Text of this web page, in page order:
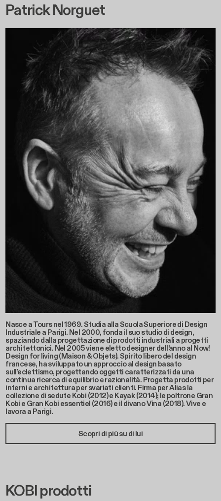
Patrick Norguet
Nasce a Tours nel 1969. Studia alla Scuola Superiore di Design
Industriale a Parigi. Nel 2000, fonda il suo studio di design,
spaziando dalla progettazione di prodotti industriali a progetti
architettonici. Nel 2005 viene eletto designer dell’anno al Now!
Design for living (Maison & Objets). Spirito libero del design
francese, ha sviluppato un approccio al design basato
sull’eclettismo, progettando oggetti caratterizzati da una
continua ricerca di equilibrio e razionalità. Progetta prodotti per
interni e architettura per svariati clienti. Firma per Alias la
collezione di sedute Kobi (2012) e Kayak (2014); le poltrone Gran
Kobi e Gran Kobi essentiel (2016) e il divano Vina (2018). Vive e
lavora a Parigi.
Scopri di più su di lui
KOBI prodotti